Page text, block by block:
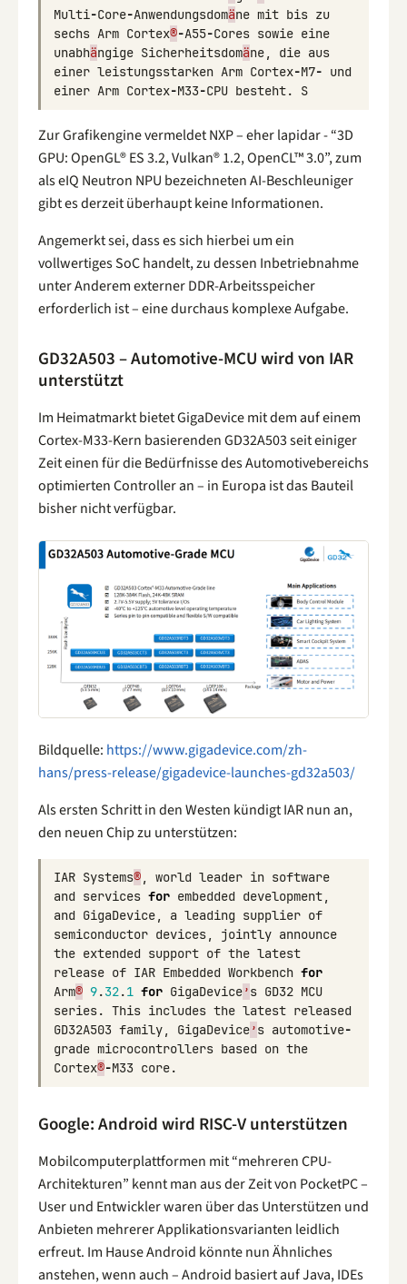
Multi-Core-Anwendungsdomäne mit bis zu
sechs Arm Cortex®-A55-Cores sowie eine
unabhängige Sicherheitsdomäne, die aus
einer leistungsstarken Arm Cortex-M7- und
einer Arm Cortex-M33-CPU besteht. S
Zur Grafikengine vermeldet NXP – eher lapidar - “3D
GPU: OpenGL® ES 3.2, Vulkan® 1.2, OpenCL™ 3.0”, zum
als eIQ Neutron NPU bezeichneten AI-Beschleuniger
gibt es derzeit überhaupt keine Informationen.
Angemerkt sei, dass es sich hierbei um ein
vollwertiges SoC handelt, zu dessen Inbetriebnahme
unter Anderem externer DDR-Arbeitsspeicher
erforderlich ist – eine durchaus komplexe Aufgabe.
GD32A503 – Automotive-MCU wird von IAR
unterstützt
Im Heimatmarkt bietet GigaDevice mit dem auf einem
Cortex-M33-Kern basierenden GD32A503 seit einiger
Zeit einen für die Bedürfnisse des Automotivebereichs
optimierten Controller an – in Europa ist das Bauteil
bisher nicht verfügbar.
Bildquelle: https://www.gigadevice.com/zh-
hans/press-release/gigadevice-launches-gd32a503/
Als ersten Schritt in den Westen kündigt IAR nun an,
den neuen Chip zu unterstützen:
IAR Systems® world leader in software
and services for embedded development
and GigaDevice a leading supplier of
semiconductor devices jointly announce
the extended support of the latest
release of IAR Embedded Workbench for
Arm® 9.32.1 for GigaDevice’s GD32 MCU
series. This includes the latest released
GD32A503 family GigaDevice’s automotive-
grade microcontrollers based on the
Cortex®-M33 core.
Google: Android wird RISC-V unterstützen
Mobilcomputerplattformen mit “mehreren CPU-
Architekturen” kennt man aus der Zeit von PocketPC –
User und Entwickler waren über das Unterstützen und
Anbieten mehrerer Applikationsvarianten leidlich
erfreut. Im Hause Android könnte nun Ähnliches
anstehen, wenn auch – Android basiert auf Java, IDEs